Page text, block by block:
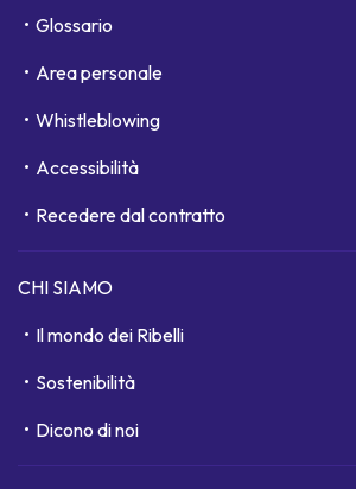
Glossario
Area personale
Whistleblowing
Accessibilità
Recedere dal contratto
CHI SIAMO
Il mondo dei Ribelli
Sostenibilità
Dicono di noi